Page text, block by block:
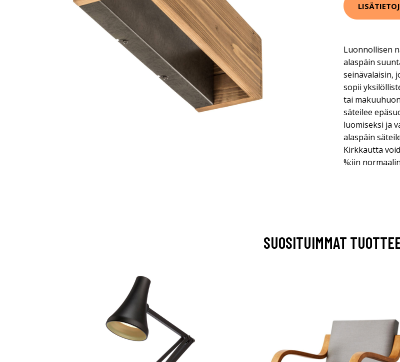
Luonnollisen
alaspäin
seinävalaisin,
sopii
tai
säteilee
luomiseksi ja
alaspäin
Kirkkautta
%:iin
SUOSITUIMMAT